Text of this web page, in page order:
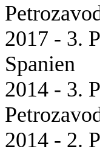
2017 - 3.
Spanien
2014 - 3.
2014 - 2.